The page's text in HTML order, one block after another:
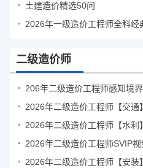
土建造价精选50问
二级造价师
206年二级造价工程师感知境
2026年二级造价工程师【交通
2026年二级造价工程师【水利
2026年二级造价工程师SVIP
2026年二级造价工程师【安装